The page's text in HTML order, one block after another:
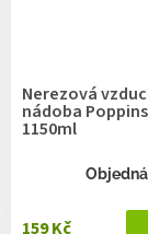
Nerezová
nádoba
1150ml
159 Kč